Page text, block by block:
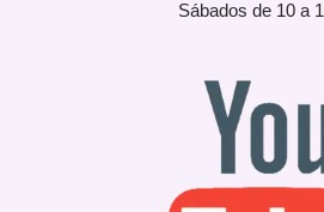
Sábados de 10 a